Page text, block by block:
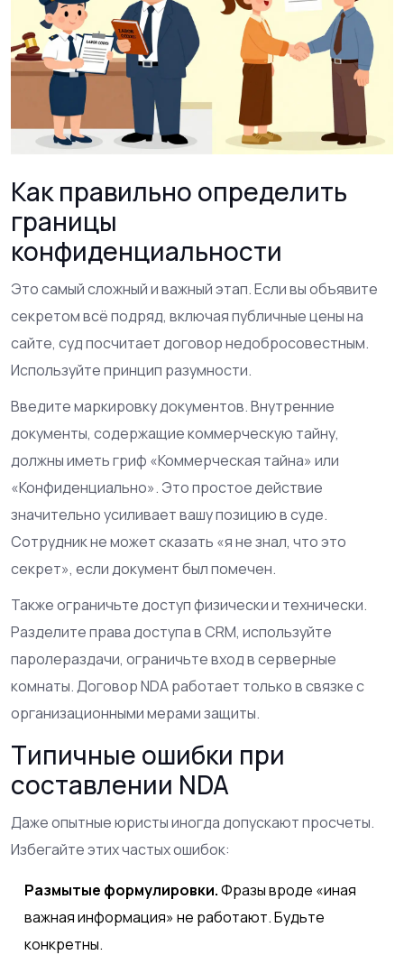
Как правильно определить
границы
конфиденциальности
Это самый сложный и важный этап. Если вы объявите
секретом всё подряд, включая публичные цены на
сайте, суд посчитает договор недобросовестным.
Используйте принцип разумности.
Введите маркировку документов. Внутренние
документы, содержащие коммерческую тайну,
должны иметь гриф «Коммерческая тайна» или
«Конфиденциально». Это простое действие
значительно усиливает вашу позицию в суде.
Сотрудник не может сказать «я не знал, что это
секрет», если документ был помечен.
Также ограничьте доступ физически и технически.
Разделите права доступа в CRM, используйте
паролераздачи, ограничьте вход в серверные
комнаты. Договор NDA работает только в связке с
организационными мерами защиты.
Типичные ошибки при
составлении NDA
Даже опытные юристы иногда допускают просчеты.
Избегайте этих частых ошибок:
Размытые формулировки.Фразы вроде «иная
важная информация» не работают. Будьте
конкретны.